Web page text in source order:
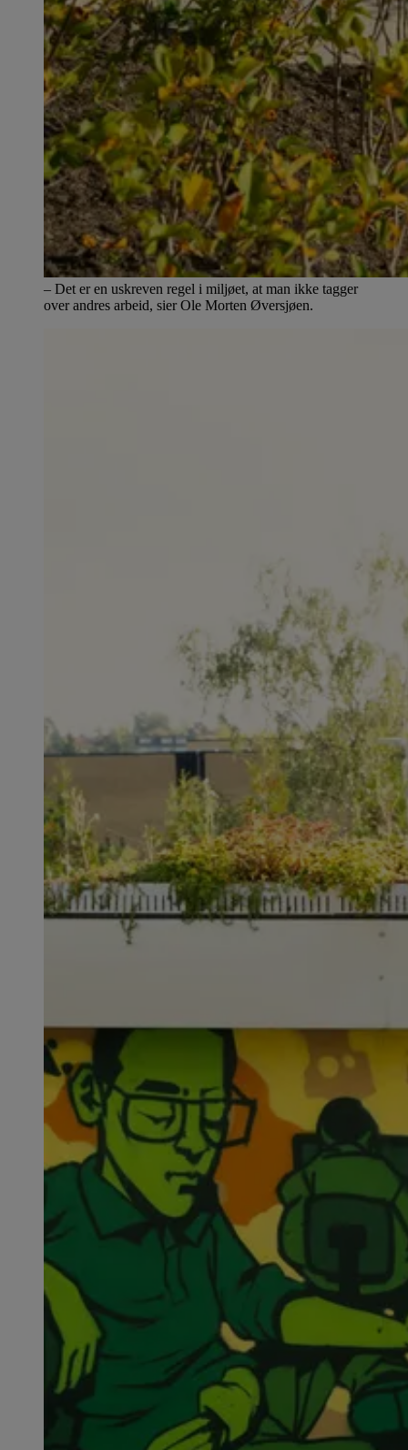
– Det er en uskreven regel i miljøet, at man ikke tagger
over andres arbeid, sier Ole Morten Øversjøen.